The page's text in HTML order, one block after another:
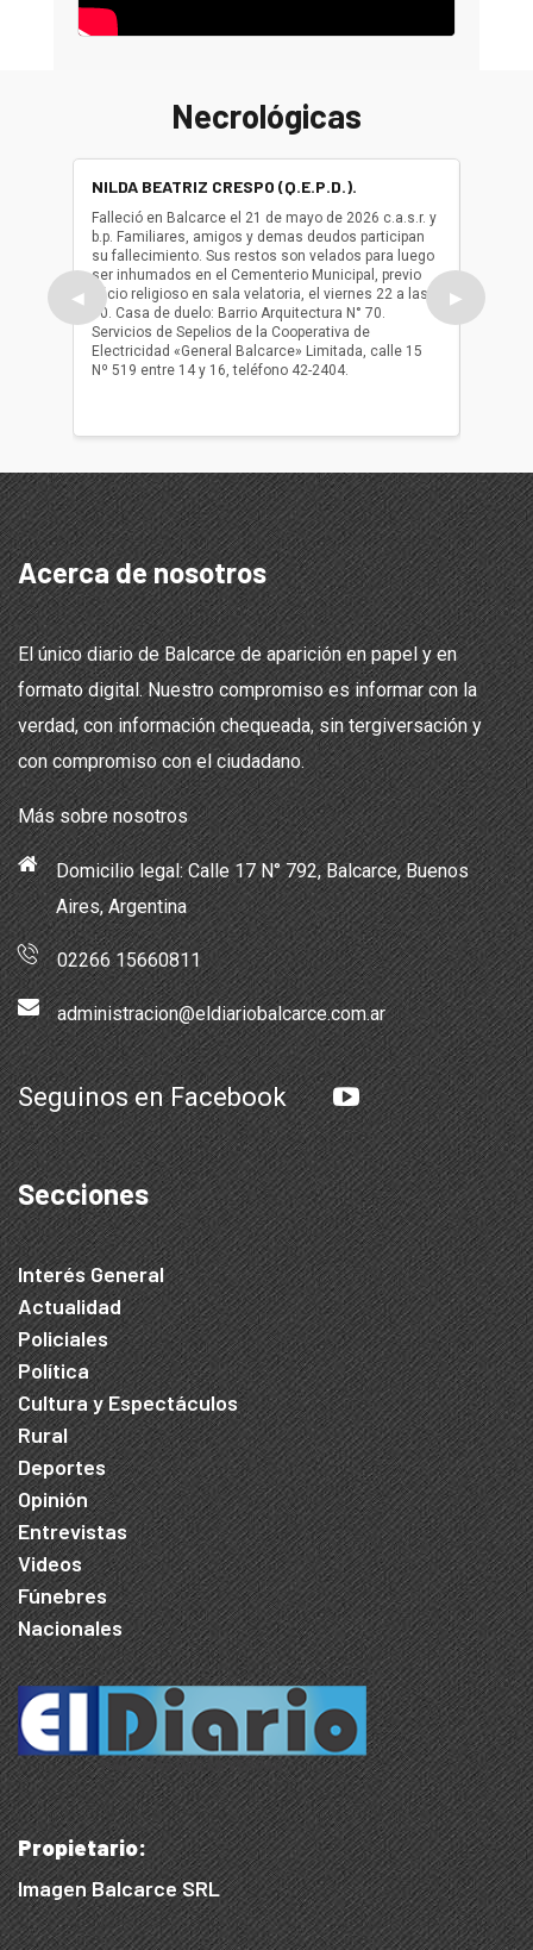
Necrológicas
◀
NILDA BEATRIZ CRESPO (Q.E.P.D.).
Falleció en Balcarce el 21 de mayo de 2026 c.a.s.r. y
b.p. Familiares, amigos y demas deudos participan
su fallecimiento. Sus restos son velados para luego
ser inhumados en el Cementerio Municipal, previo
oficio religioso en sala velatoria, el viernes 22 a las
10. Casa de duelo: Barrio Arquitectura N° 70.
Servicios de Sepelios de la Cooperativa de
Electricidad «General Balcarce» Limitada, calle 15
Nº 519 entre 14 y 16, teléfono 42-2404.
ser
oficio
▶
Acerca de nosotros
El único diario de Balcarce de aparición en papel y en
formato digital. Nuestro compromiso es informar con la
verdad, con información chequeada, sin tergiversación y
con compromiso con el ciudadano.
Más sobre nosotros
Domicilio legal: Calle 17 N° 792, Balcarce, Buenos
Aires, Argentina
02266 15660811
administracion@eldiariobalcarce.com.ar
Seguinos en Facebook
Secciones
Interés General
Actualidad
Policiales
Política
Cultura y Espectáculos
Rural
Deportes
Opinión
Entrevistas
Videos
Fúnebres
Nacionales
Propietario:
Imagen Balcarce SRL